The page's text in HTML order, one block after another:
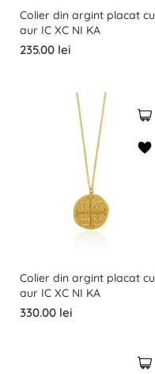
Colier din argint placat cu
aur IC XC NI KA
235.00 lei
Colier din argint placat cu
aur IC XC NI KA
330.00 lei